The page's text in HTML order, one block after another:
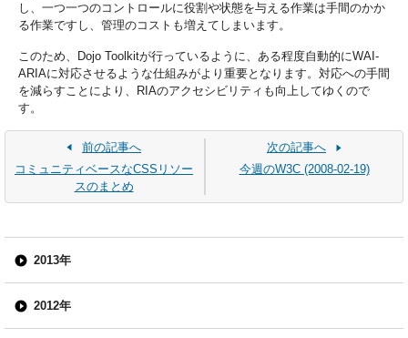
し、一つ一つのコントロールに役割や状態を与える作業は手間のかか
る作業ですし、管理のコストも増えてしまいます。
このため、Dojo Toolkitが行っているように、ある程度自動的にWAI-
ARIAに対応させるような仕組みがより重要となります。対応への手間
を減らすことにより、RIAのアクセシビリティも向上してゆくので
す。
前の記事へ
コミュニティベースなCSSリソー
スのまとめ
次の記事へ
今週のW3C (2008-02-19)
2013年
2012年